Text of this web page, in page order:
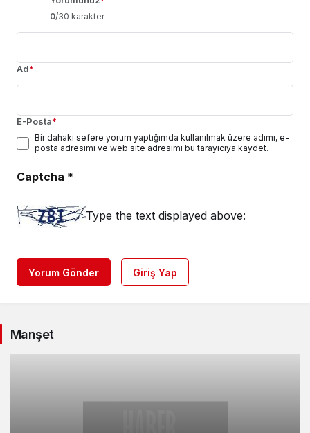
0/30 karakter
Ad*
E-Posta*
Bir dahaki sefere yorum yaptığımda kullanılmak üzere adımı, e-
posta adresimi ve web site adresimi bu tarayıcıya kaydet.
Captcha *
Type the text displayed above:
Yorum Gönder Giriş Yap
Manşet